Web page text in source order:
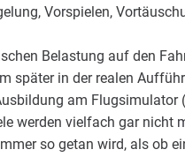
Vorspielen,
Belastung auf den
in der realen
am
werden vielfach gar
so getan wird, als ob